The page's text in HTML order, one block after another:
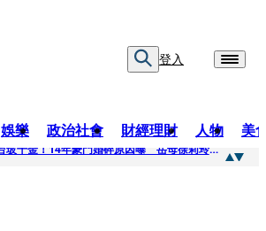
登入
娛樂 政治社會 財經理財 人物 美
5566小刀爆離婚台玻千金！14年豪門婚碎原因曝 岳母徐莉玲風暴意外揭家族祕辛